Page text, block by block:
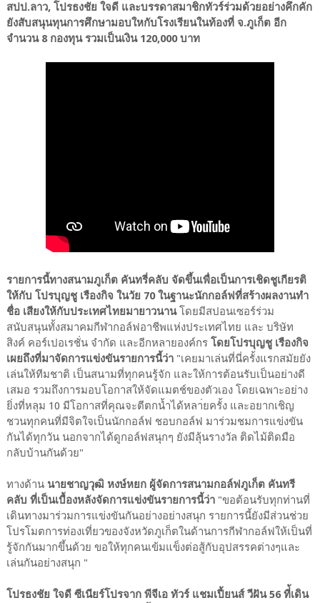
สปป.ลาว, โปรธงชัย ใจดี และบรรดาสมาชิกทัวร์ร่วมด้วยอย่างคึกคัก
ยังสับสนุนทุนการศึกษามอบใหกับโรงเรียนในท้องที่ จ.ภูเก็ต อีก
จำนวน 8 กองทุน รวมเป็นเงิน 120,000 บาท
รายการนี้ทางสนามภูเก็ต คันทรี่คลับ จัดขึ้นเพื่อเป็นการเชิดชูเกียรติ
ให้กับ โปรบุญชู เรืองกิจ ในวัย 70 ในฐานะนักกอล์ฟที่สร้างผลงานทำ
ชื่อ เสียงให้กับประเทศไทยมายาวนานโดยมีสปอนเซอร์ร่วม
สนับสนุนทั้งสมาคมกีฬากอล์ฟอาชีพแห่งประเทศไทย และ บริษัท
สิงค์ คอร์เปอเรชั่น จำกัด และอีกหลายองค์กร โดยโปรบุญชู เรืองกิจ
เผยถึงที่มาจัดการแข่งขันรายการนี้ว่า "เคยมาเล่นที่นี่ครั้งแรกสมัยยัง
เล่นให้ทีมชาติ เป็นสนามที่ทุกคนรู้จัก และให้การต้อนรับเป็นอย่างดี
เสมอ รวมถึงการมอบโอกาสให้จัดแมตช์ของตัวเอง โดยเฉพาะอย่าง
ยิ่งที่หลุม 10 มีโอกาสที่คุณจะตีตกน้ำได้หลา่ยครั้ง และอยากเชิญ
ชวนทุกคนที่มีจิตใจเป็นนักกอล์ฟ ชอบกอล์ฟ มาร่วมชมการแข่งขัน
กันได้ทุกวัน นอกจากได้ดูกอล์ฟสนุกๆ ยังมีลุ้นรางวัล ติดไม้ติดมือ
กลับบ้านกันด้วย"
ทางด้าน นายชาญวุฒิ หงษ์หยก ผู้จัดการสนามกอล์ฟภูเก็ต คันทรี
คลับ ที่เป็นเบื้องหลังจัดการแข่งขันรายการนี้ว่า"ขอต้อนรับทุกท่านที่
เดินทางมาร่วมการแข่งขันกันอย่างอย่างสนุก รายการนี้ยังมีส่วนช่วย
โปรโมตการท่องเที่ยวของจังหวัดภูเก็ตในด้านการกีฬากอล์ฟให้เป็นที่
รู้จักกันมากขึ้นด้วย ขอให้ทุกคนเข้มแข็งต่อสู้กับอุปสรรคต่างๆและ
เล่นกันอย่างสนุก "
โปรธงชัย ใจดี ซีเนียร์โปรจาก พีจีเอ ทัวร์ แชมเปี้ยนส์ วีฝัน 56 ที่้เดิน